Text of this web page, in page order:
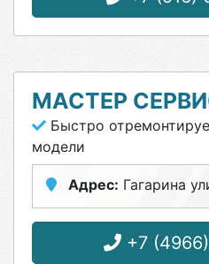
МАСТЕР
Быстро
модели
Адрес: Гагарина
+7 (4966)